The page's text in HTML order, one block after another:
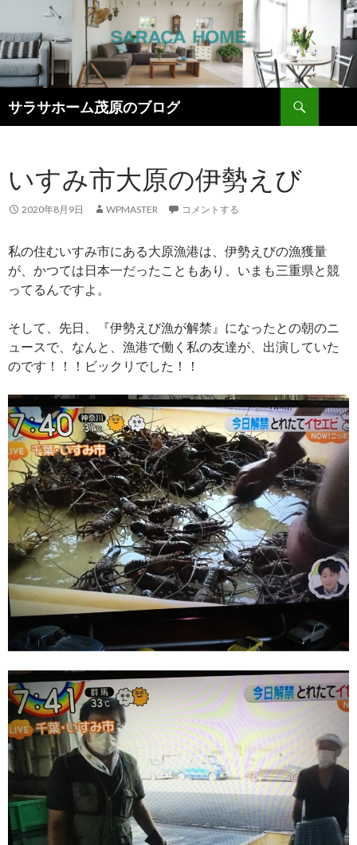
サラサホーム茂原のブログ
索
ン
ツ
へ
ッ
プ
いすみ市大原の伊勢えび
2020年8月9日 WPMASTER コメントする
私の住むいすみ市にある大原漁港は、伊勢えびの漁獲量
が、かつては日本一だったこともあり、いまも三重県と競
ってるんですよ。
そして、先日、『伊勢えび漁が解禁』になったとの朝のニ
ュースで、なんと、漁港で働く私の友達が、出演していた
のです！！！ビックリでした！！